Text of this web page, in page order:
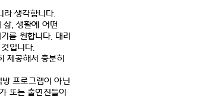
라 생각합니다.
삶, 생활에 어떤
를 원합니다. 대리
입니다.
제공해서 충분히
방 프로그램이 아닌
또는 출연진들이